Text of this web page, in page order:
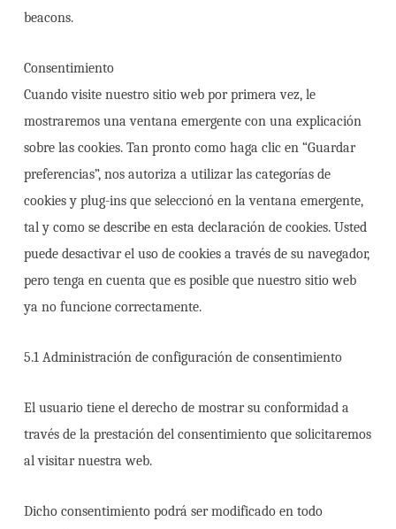
beacons.
Consentimiento
Cuando visite nuestro sitio web por primera vez, le
mostraremos una ventana emergente con una explicación
sobre las cookies. Tan pronto como haga clic en “Guardar
preferencias”, nos autoriza a utilizar las categorías de
cookies y plug-ins que seleccionó en la ventana emergente,
tal y como se describe en esta declaración de cookies. Usted
puede desactivar el uso de cookies a través de su navegador,
pero tenga en cuenta que es posible que nuestro sitio web
ya no funcione correctamente.
5.1 Administración de configuración de consentimiento
El usuario tiene el derecho de mostrar su conformidad a
través de la prestación del consentimiento que solicitaremos
al visitar nuestra web.
Dicho consentimiento podrá ser modificado en todo